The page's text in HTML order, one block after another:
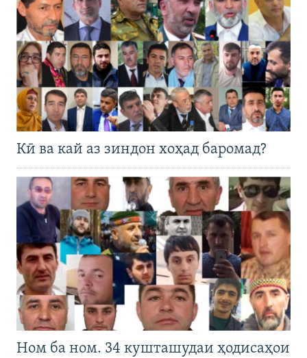
Кӣ ва кай аз зиндон хоҳад баромад?
Ном ба ном. 34 кушташудаи ҳодисаҳои